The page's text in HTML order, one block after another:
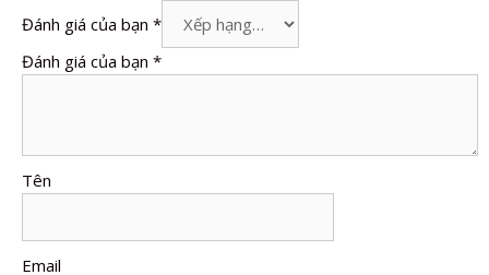
Đánh giá của bạn *
Đánh giá của bạn *
Tên
Email